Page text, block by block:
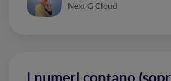
Next G Cloud
I numeri contano